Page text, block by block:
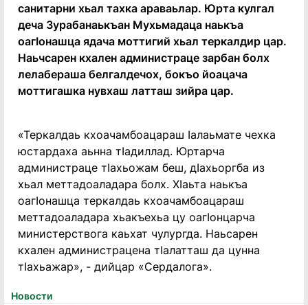
Новости
санитарни хьал тахка араваьлар. Юрта кулгал
деча Зурабанаькъан Мухьмадаца наькъа
оагӀонашца ядача моттигий хьал теркалдир цар.
Наьчсарен кхален администраце зарбан болх
лелабераша белгалдечох, бокъо йоацача
моттигашка нувхаш латташ зийра цар.
«Теркалдаь кхоачамбоацараш Ӏалаьмате чехка
юстардаха аьнна тӀадиллад. Юртарча
администраце тӀахьожам беш, дӀахьоргба из
хьал меттадоаладара болх. ХӀаьта наькъа
оагӀонашца теркалдаь кхоачамбоацараш
меттадоаладара хьакъехьа цу оагӀонцарча
министерствога каьхат чулургда. Наьсарен
кхален администрацена тӀалатташ да цунна
тӀахьажар», - дийцар «Сердалога».